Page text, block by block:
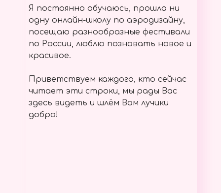
Я постоянно обучаюсь, прошла ни
одну онлайн-школу по аэродизайну,
посещаю разнообразные фестивали
по России, люблю познавать новое и
красивое.
Приветствуем каждого, кто сейчас
читает эти строки, мы рады Вас
здесь видеть и шлём Вам лучики
добра!